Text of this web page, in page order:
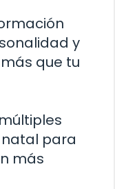
y
que tu
para
más